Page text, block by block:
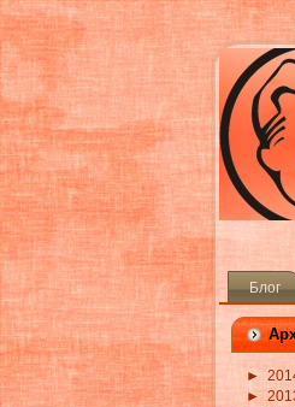
Блог
►
►